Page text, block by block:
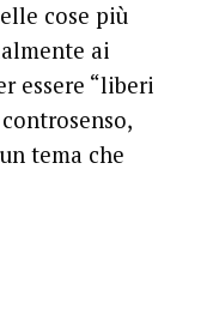
cose più
ai
essere “liberi
tema che